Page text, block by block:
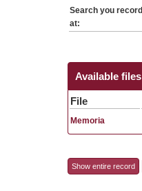
Search you record
at:
Available files
File
Memoria
Show entire record